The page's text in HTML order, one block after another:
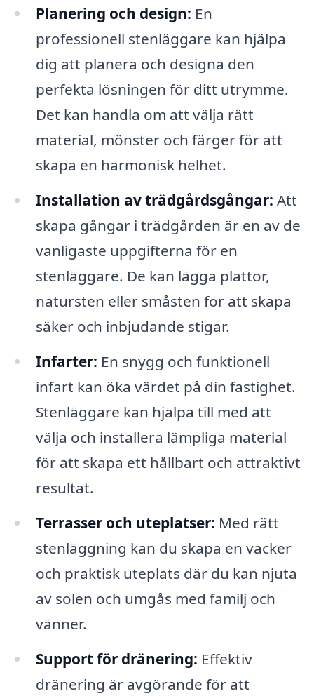
Planering och design: En
professionell stenläggare kan hjälpa
dig att planera och designa den
perfekta lösningen för ditt utrymme.
Det kan handla om att välja rätt
material, mönster och färger för att
skapa en harmonisk helhet.
Installation av trädgårdsgångar: Att
skapa gångar i trädgården är en av de
vanligaste uppgifterna för en
stenläggare. De kan lägga plattor,
natursten eller småsten för att skapa
säker och inbjudande stigar.
Infarter: En snygg och funktionell
infart kan öka värdet på din fastighet.
Stenläggare kan hjälpa till med att
välja och installera lämpliga material
för att skapa ett hållbart och attraktivt
resultat.
Terrasser och uteplatser: Med rätt
stenläggning kan du skapa en vacker
och praktisk uteplats där du kan njuta
av solen och umgås med familj och
vänner.
Support för dränering: Effektiv
dränering är avgörande för att